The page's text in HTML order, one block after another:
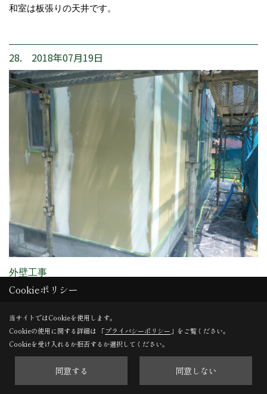
和室は板張りの天井です。
28. 2018年07月19日
外壁工事
外壁もしあげが始まっています。
29. 2018年08月01日
Cookieポリシー
当サイトではCookieを使用します。
Cookieの使用に関する詳細は 「プライバシーポリシー 」をご覧ください。
Cookieを受け入れるか拒否するか選択してください。
同意する 同意しない